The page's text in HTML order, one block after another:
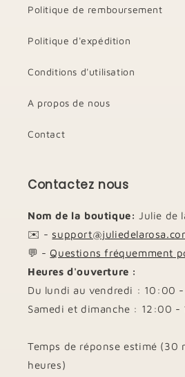
Politique de remboursement
Politique d'expédition
Conditions d'utilisation
A propos de nous
Contact
Contactez nous
Nom de la boutique: Julie de
✉️ -
💬 - Questions fréquemment
Heures d'ouverture :
Du lundi au vendredi : 10:00
Samedi et dimanche : 12:00 -
Temps de réponse estimé (30
heures)